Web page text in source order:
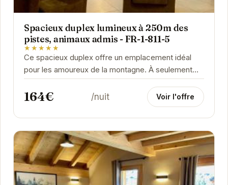
Spacieux duplex lumineux à 250m des
pistes, animaux admis - FR-1-811-5
★★★★★
Ce spacieux duplex offre un emplacement idéal
pour les amoureux de la montagne. À seulement
250 mètres des pistes, vous pourrez profiter...
164€ /nuit Voir l'offre